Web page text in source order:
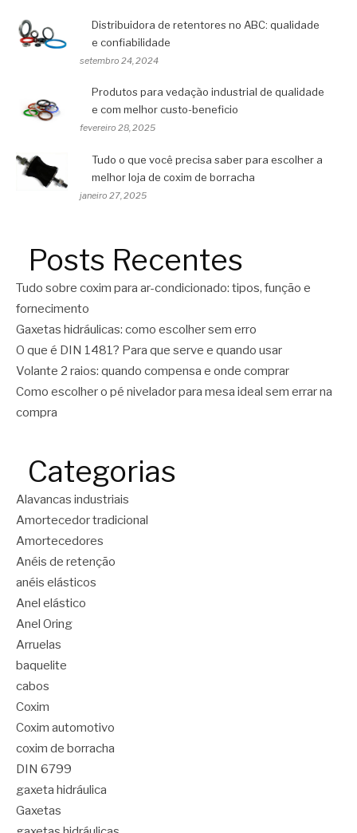
Distribuidora de retentores no ABC: qualidade
e confiabilidade
setembro 24, 2024
Produtos para vedação industrial de qualidade
e com melhor custo-beneficio
fevereiro 28, 2025
Tudo o que você precisa saber para escolher a
melhor loja de coxim de borracha
janeiro 27, 2025
Posts Recentes
Tudo sobre coxim para ar-condicionado: tipos, função e
fornecimento
Gaxetas hidráulicas: como escolher sem erro
O que é DIN 1481? Para que serve e quando usar
Volante 2 raios: quando compensa e onde comprar
Como escolher o pé nivelador para mesa ideal sem errar na
compra
Categorias
Alavancas industriais
Amortecedor tradicional
Amortecedores
Anéis de retenção
anéis elásticos
Anel elástico
Anel Oring
Arruelas
baquelite
cabos
Coxim
Coxim automotivo
coxim de borracha
DIN 6799
gaxeta hidráulica
Gaxetas